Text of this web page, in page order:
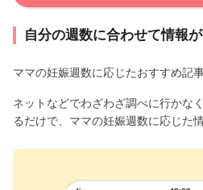
自分の週数に合わせて情報が
ママの妊娠週数に応じたおすすめ記
ネットなどでわざわざ調べに行かな
るだけで、ママの妊娠週数に応じた